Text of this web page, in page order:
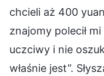
chcieli aż 400
znajomy polecił
uczciwy i nie
właśnie jest”.